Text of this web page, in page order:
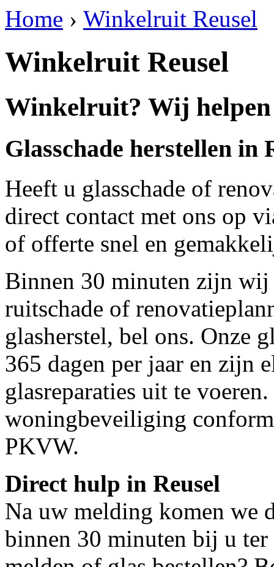
Home › Winkelruit Reusel
Winkelruit Reusel
Winkelruit? Wij helpen
Glasschade herstellen in
Heeft u glasschade of
direct contact met ons op
of offerte snel en
Binnen 30 minuten zijn wij
ruitschade of
glasherstel, bel ons. Onze
365 dagen per jaar en zijn
glasreparaties uit te
woningbeveiliging
PKVW.
Direct hulp in Reusel
Na uw melding komen we
binnen 30 minuten bij u ter